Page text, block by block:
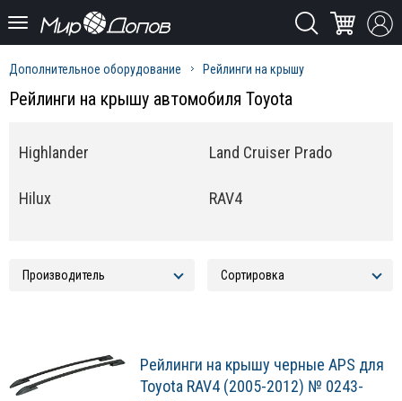
Дополнительное оборудование Рейлинги на крышу
Рейлинги на крышу автомобиля Toyota
Highlander
Hilux
Land Cruiser Prado
RAV4
Рейлинги на крышу черные APS для
Toyota RAV4 (2005-2012) № 0243-